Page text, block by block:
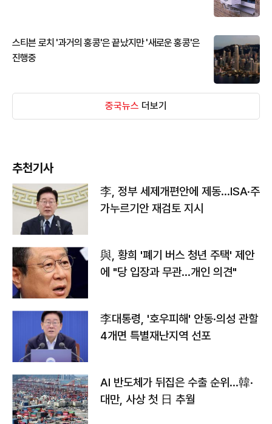
스티븐 로치 '과거의 홍콩'은 끝났지만 '새로운 홍콩'은
진행중
중국뉴스 더보기
추천기사
李, 정부 세제개편안에 제동…ISA·주
가누르기안 재검토 지시
與, 황희 '폐기 버스 청년 주택' 제안
에 "당 입장과 무관…개인 의견"
李대통령, '호우피해' 안동·의성 관할
4개면 특별재난지역 선포
AI 반도체가 뒤집은 수출 순위…韓·
대만, 사상 첫 日 추월